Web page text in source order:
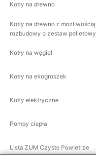
Kotły na drewno
Kotły na drewno z możliwością
rozbudowy o zestaw pelletowy
Kotły na węgiel
Kotły na ekogroszek
Kotły elektryczne
Pompy ciepła
Lista ZUM Czyste Powietrze